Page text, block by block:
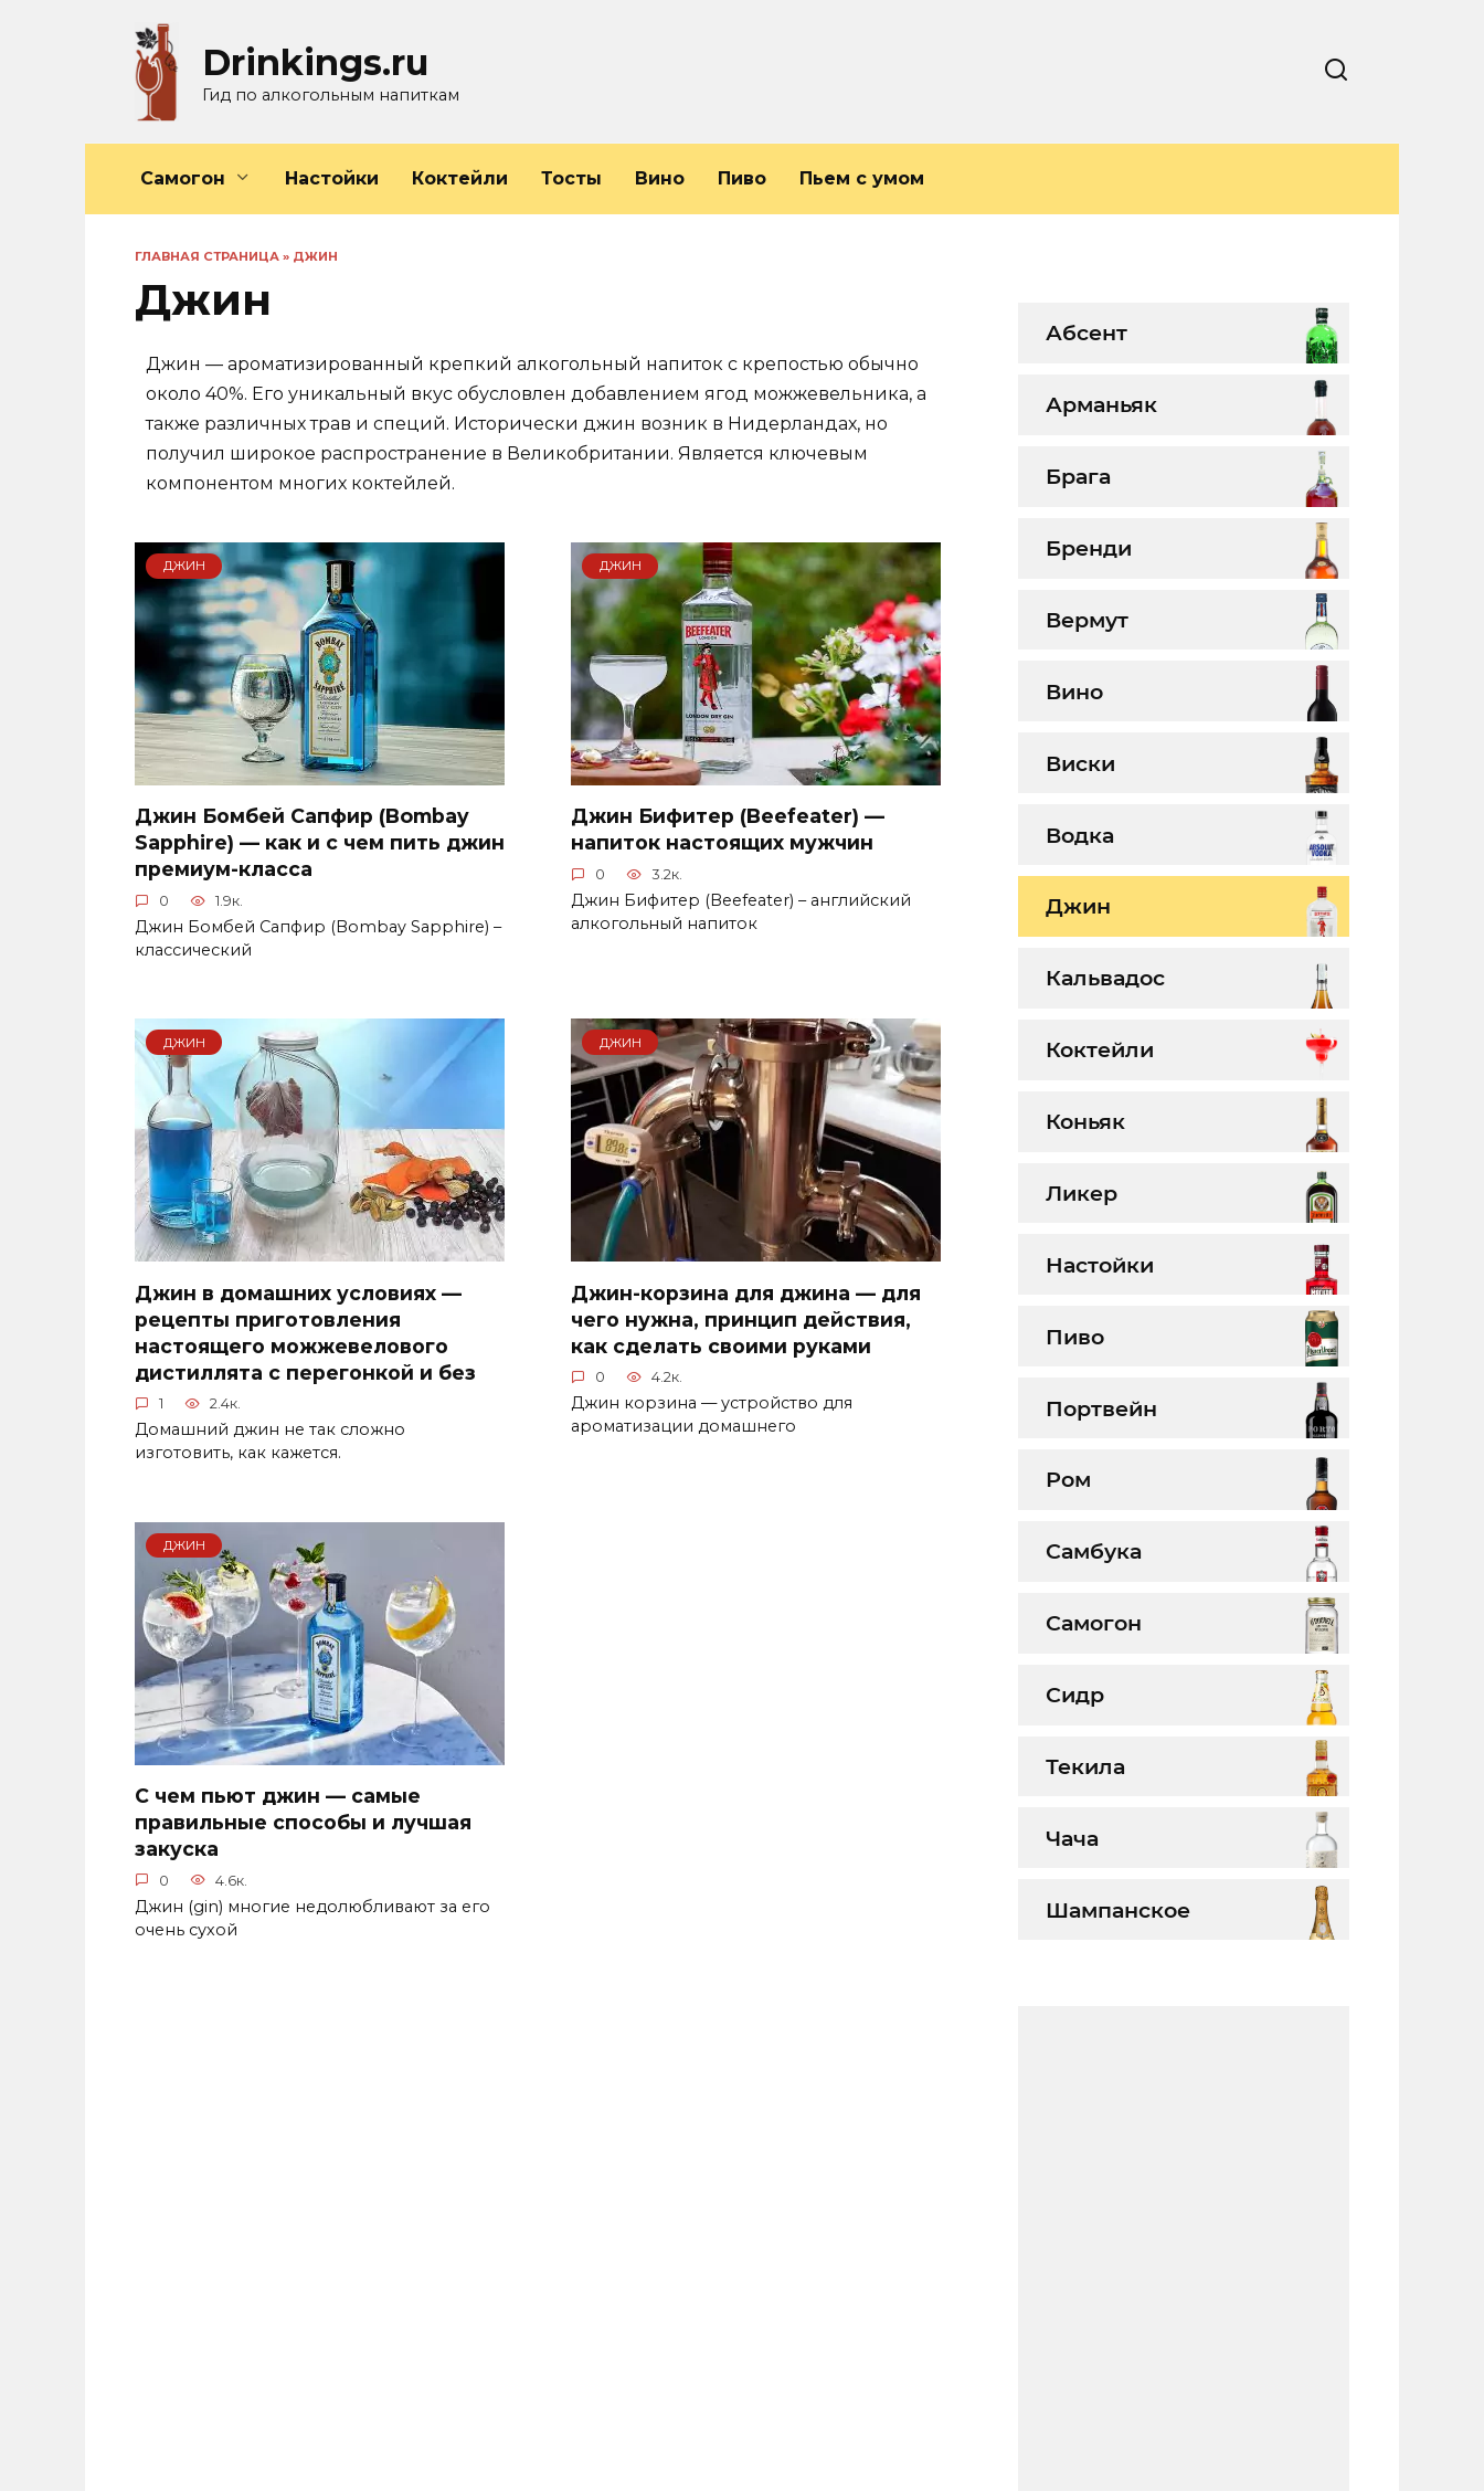
Drinkings.ru
Гид по алкогольным напиткам
Самогон Настойки Коктейли Тосты Вино Пиво Пьем с умом
ГЛАВНАЯ СТРАНИЦА » ДЖИН
Джин
Джин — ароматизированный крепкий алкогольный напиток с крепостью обычно
около 40%. Его уникальный вкус обусловлен добавлением ягод можжевельника, а
также различных трав и специй. Исторически джин возник в Нидерландах, но
получил широкое распространение в Великобритании. Является ключевым
компонентом многих коктейлей.
ДЖИН
Джин Бомбей Сапфир (Bombay
Sapphire) — как и с чем пить джин
премиум-класса
0 1.9к.
Джин Бомбей Сапфир (Bombay Sapphire) –
классический
ДЖИН
Джин Бифитер (Beefeater) —
напиток настоящих мужчин
0 3.2к.
Джин Бифитер (Beefeater) – английский
алкогольный напиток
ДЖИН
Джин в домашних условиях —
рецепты приготовления
настоящего можжевелового
дистиллята с перегонкой и без
1 2.4к.
Домашний джин не так сложно
изготовить, как кажется.
ДЖИН
Джин-корзина для джина — для
чего нужна, принцип действия,
как сделать своими руками
0 4.2к.
Джин корзина — устройство для
ароматизации домашнего
ДЖИН
С чем пьют джин — самые
правильные способы и лучшая
закуска
0 4.6к.
Джин (gin) многие недолюбливают за его
очень сухой
Абсент
Арманьяк
Брага
Бренди
Вермут
Вино
Виски
Водка
Джин
Кальвадос
Коктейли
Коньяк
Ликер
Настойки
Пиво
Портвейн
Ром
Самбука
Самогон
Сидр
Текила
Чача
Шампанское